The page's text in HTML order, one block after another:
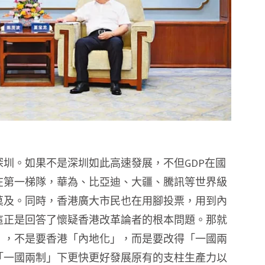
。如果不是深圳如此高速發展，不但GDP在國
一梯隊，華為、比亞迪、大疆、騰訊等世界級
。同時，香港廣大市民也在用腳投票，用到內
是回答了懷疑香港改革論者的根本問題。那就
不是要香港「內地化」，而是要改得「一國兩
國兩制」下更快更好發展原有的支柱生產力以